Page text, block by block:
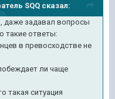
SQQ сказал:
даже задавал вопросы
такие ответы:
в превосходстве не
ли чаще
такая ситуация